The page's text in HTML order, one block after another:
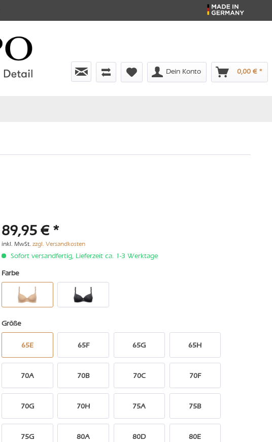
Dein Konto 0,00 € *
89,95 € *
inkl. MwSt.zzgl. Versandkosten
Sofort versandfertig, Lieferzeit ca. 1-3 Werktage
Farbe
Größe
65E 65F 65G 65H
70A 70B 70C 70F
70G 70H 75A 75B
75G 80A 80D 80E